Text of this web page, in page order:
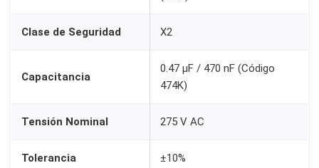
K
P
s
1
Clase de Seguridad X2
Capacitancia
0.47 µF / 470 nF (Código
474K)
Tensión Nominal 275 V AC
Tolerancia ±10%